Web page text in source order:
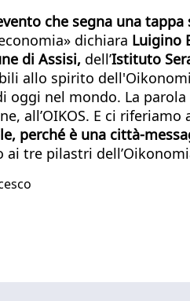
che segna una tappa
dichiara Luigino
di Assisi, dell’Istituto
allo spirito
oggi nel mondo. La parola
all’OIKOS. E ci
perché è una città-
tre pilastri